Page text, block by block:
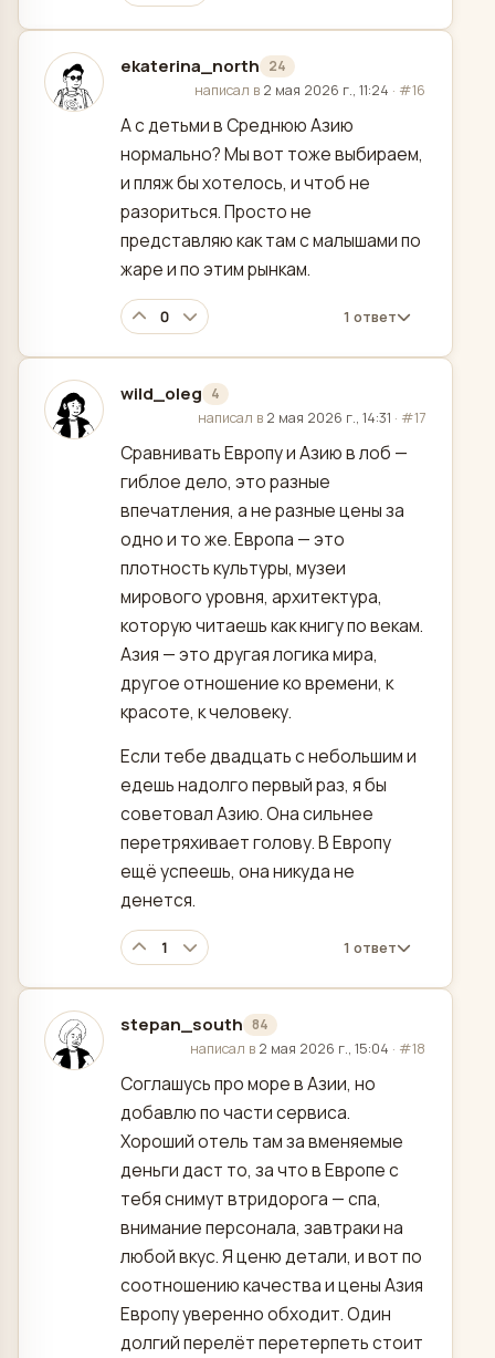
ekaterina_north 24
отредактировано
написал в 2 мая 2026 г., 11:24 · #16
А с детьми в Среднюю Азию
нормально? Мы вот тоже выбираем,
и пляж бы хотелось, и чтоб не
разориться. Просто не
представляю как там с малышами по
жаре и по этим рынкам.
0 1 ответ
wild_oleg 4
отредактировано
написал в 2 мая 2026 г., 14:31 · #17
Сравнивать Европу и Азию в лоб —
гиблое дело, это разные
впечатления, а не разные цены за
одно и то же. Европа — это
плотность культуры, музеи
мирового уровня, архитектура,
которую читаешь как книгу по векам.
Азия — это другая логика мира,
другое отношение ко времени, к
красоте, к человеку.
Если тебе двадцать с небольшим и
едешь надолго первый раз, я бы
советовал Азию. Она сильнее
перетряхивает голову. В Европу
ещё успеешь, она никуда не
денется.
1 1 ответ
stepan_south 84
отредактировано
написал в 2 мая 2026 г., 15:04 · #18
Соглашусь про море в Азии, но
добавлю по части сервиса.
Хороший отель там за вменяемые
деньги даст то, за что в Европе с
тебя снимут втридорога — спа,
внимание персонала, завтраки на
любой вкус. Я ценю детали, и вот по
соотношению качества и цены Азия
Европу уверенно обходит. Один
долгий перелёт перетерпеть стоит